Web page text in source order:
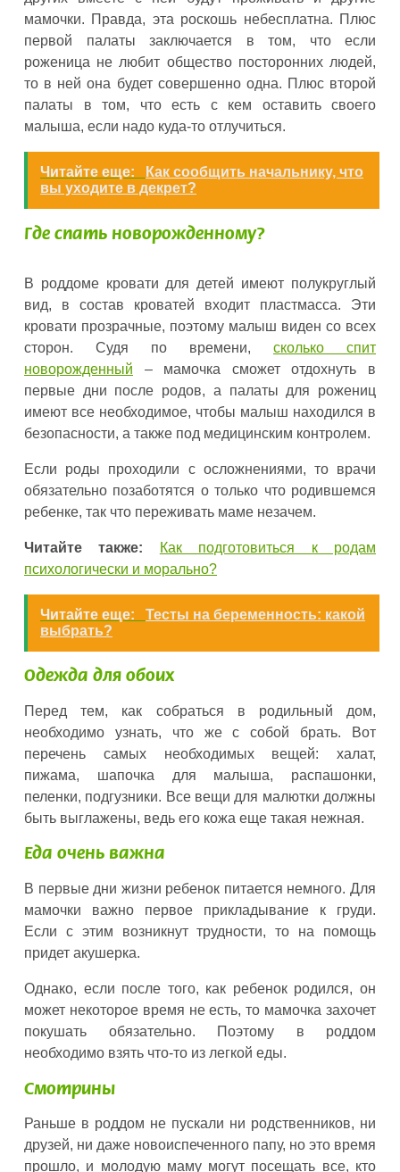
мамочки. Правда, эта роскошь небесплатна. Плюс
первой палаты заключается в том, что если
роженица не любит общество посторонних людей,
то в ней она будет совершенно одна. Плюс второй
палаты в том, что есть с кем оставить своего
малыша, если надо куда-то отлучиться.
Читайте еще:
Как сообщить начальнику, что
вы уходите в декрет?
Где спать новорожденному?
В роддоме кровати для детей имеют полукруглый
вид, в состав кроватей входит пластмасса. Эти
кровати прозрачные, поэтому малыш виден со всех
сторон. Судя по времени, сколько спит
новорожденный – мамочка сможет отдохнуть в
первые дни после родов, а палаты для рожениц
имеют все необходимое, чтобы малыш находился в
безопасности, а также под медицинским контролем.
Если роды проходили с осложнениями, то врачи
обязательно позаботятся о только что родившемся
ребенке, так что переживать маме незачем.
Читайте также:
Как подготовиться к родам
психологически и морально?
Читайте еще:
Тесты на беременность: какой
выбрать?
Одежда для обоих
Перед тем, как собраться в родильный дом,
необходимо узнать, что же с собой брать. Вот
перечень самых необходимых вещей: халат,
пижама, шапочка для малыша, распашонки,
пеленки, подгузники. Все вещи для малютки должны
быть выглажены, ведь его кожа еще такая нежная.
Еда очень важна
В первые дни жизни ребенок питается немного. Для
мамочки важно первое прикладывание к груди.
Если с этим возникнут трудности, то на помощь
придет акушерка.
Однако, если после того, как ребенок родился, он
может некоторое время не есть, то мамочка захочет
покушать обязательно. Поэтому в роддом
необходимо взять что-то из легкой еды.
Смотрины
Раньше в роддом не пускали ни родственников, ни
друзей, ни даже новоиспеченного папу, но это время
прошло, и молодую маму могут посещать все, кто